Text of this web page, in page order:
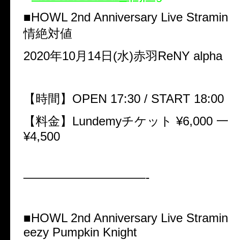
■HOWL 2nd Anniversary Live
情絶対値
2020年10月14日(水)赤羽ReNY alpha
【時間】OPEN 17:30 / START 18:00
【料金】Lundemyチケット ¥6,000
¥4,500
——————————-
■HOWL 2nd Anniversary Live
eezy Pumpkin Knight